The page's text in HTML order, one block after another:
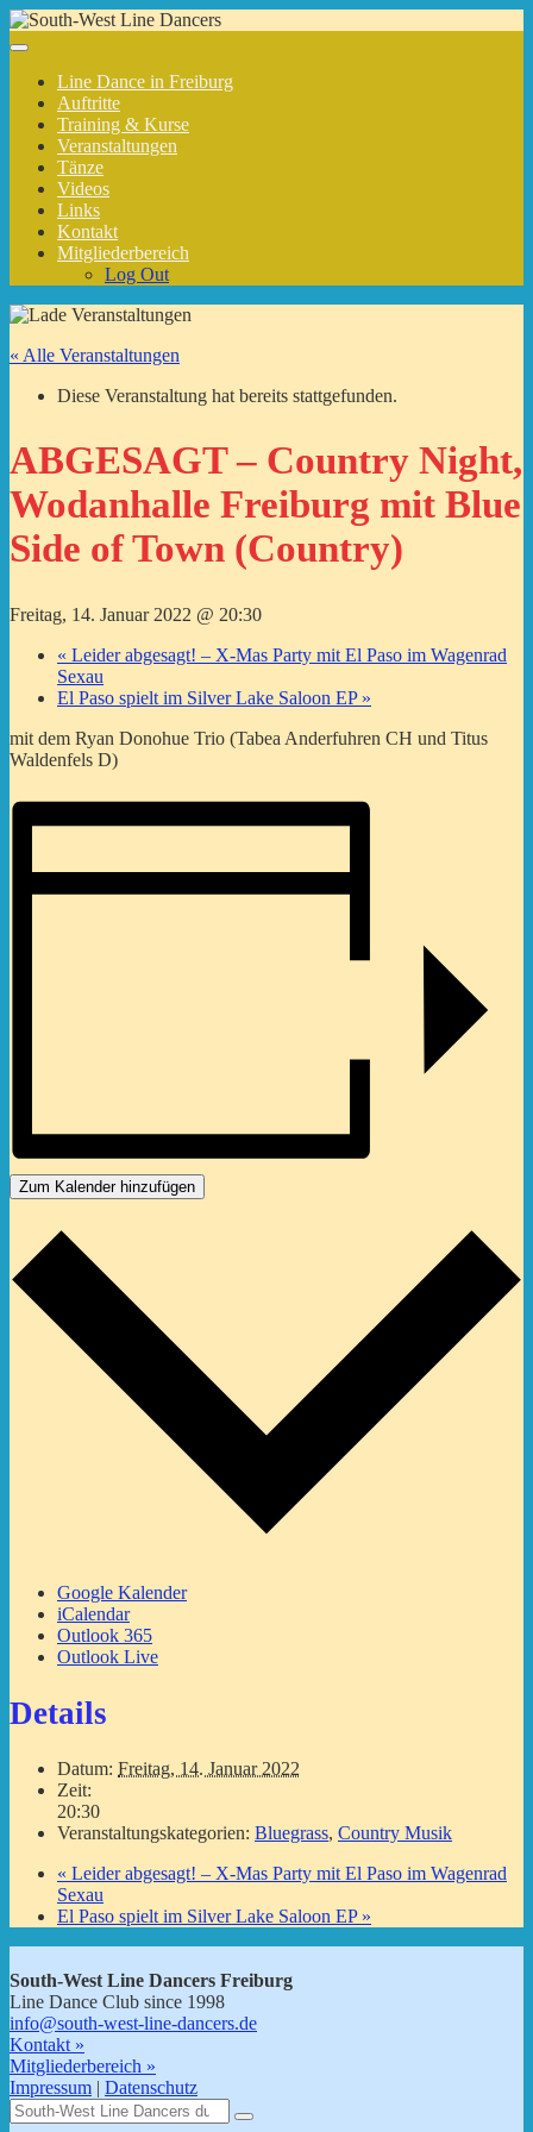
Line Dance in Freiburg
Auftritte
Training & Kurse
Veranstaltungen
Tänze
Videos
Links
Kontakt
Mitgliederbereich
Log Out
« Alle Veranstaltungen
Diese Veranstaltung hat bereits stattgefunden.
ABGESAGT – Country Night,
Wodanhalle Freiburg mit Blue
Side of Town (Country)
Freitag, 14. Januar 2022 @ 20:30
« Leider abgesagt! – X-Mas Party mit El Paso im Wagenrad
Sexau
El Paso spielt im Silver Lake Saloon EP »
mit dem Ryan Donohue Trio (Tabea Anderfuhren CH und Titus
Waldenfels D)
Zum Kalender hinzufügen
Google Kalender
iCalendar
Outlook 365
Outlook Live
Details
Datum: Freitag, 14. Januar 2022
Zeit:
20:30
Veranstaltungskategorien: Bluegrass, Country Musik
« Leider abgesagt! – X-Mas Party mit El Paso im Wagenrad
Sexau
El Paso spielt im Silver Lake Saloon EP »
South-West Line Dancers Freiburg
Line Dance Club since 1998
info@south-west-line-dancers.de
Kontakt »
Mitgliederbereich »
Impressum | Datenschutz
Finden